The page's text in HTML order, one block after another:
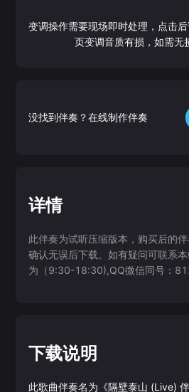
变调操作需要现场即时处理，点击
页变调音质有损，如需无
没找到伴奏？在线制作伴奏
详情
此伴奏为试听压缩版本，购买后的
确认无误后下载。如有疑问可联系
为（9:30-18:30),QQ微信同号：
下载说明
此歌曲伴奏名为《隔壁泰山 (Live)